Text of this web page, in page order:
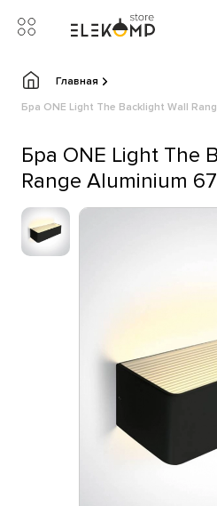
Главная
Бра ONE Light The Backlight Wall
Бра ONE Light The
Range Aluminium